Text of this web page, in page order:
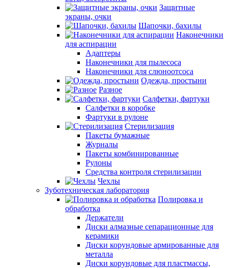
Защитные
экраны, очки
Шапочки, бахилы
Наконечники
для аспирации
Адаптеры
Наконечники для пылесоса
Наконечники для слюноотсоса
Одежда, простыни
Разное
Салфетки, фартуки
Салфетки в коробке
Фартуки в рулоне
Стерилизация
Пакеты бумажные
Журналы
Пакеты комбинированные
Рулоны
Средства контроля стерилизации
Чехлы
Зуботехническая лаборатория
Полировка и
обработка
Держатели
Диски алмазные сепарационные для
керамики
Диски корундовые армированные для
металла
Диски корундовые для пластмассы,